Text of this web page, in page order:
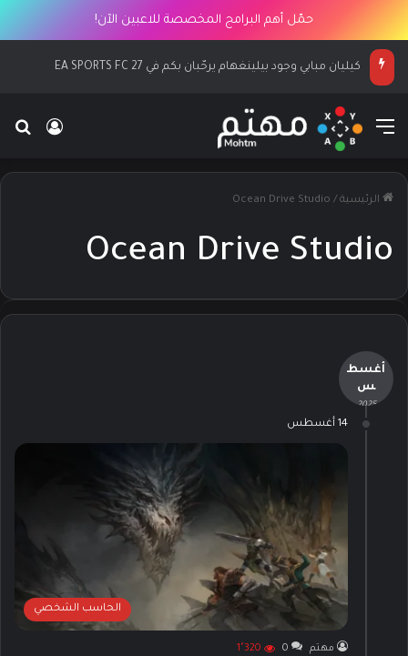
حمّل أهم البرامج المخصصة للاعبين الآن!
كيليان مبابي وجود بيلينغهام يرحّبان بكم في EA SPORTS FC 27
القائمة
الرئيسية /
Ocean Drive Studio
Ocean Drive Studio
أغسط
س
- 2025 -
14 أغسطس
الحاسب الشخصي
مهتم 0 1٬320